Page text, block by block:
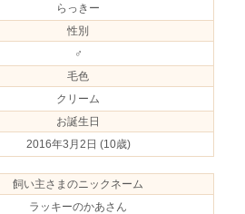
らっきー
性別
♂
毛色
クリーム
お誕生日
2016年3月2日 (10歳)
飼い主さまのニックネーム
ラッキーのかあさん